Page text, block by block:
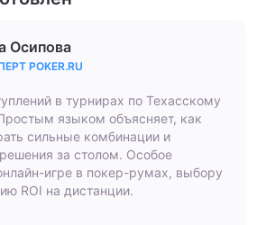
Осипова
POKER.RU
в турнирах по Техасскому
языком объясняет, как
сильные комбинации и
за столом. Особое
игре в покер-румах, выбору
ROI на дистанции.